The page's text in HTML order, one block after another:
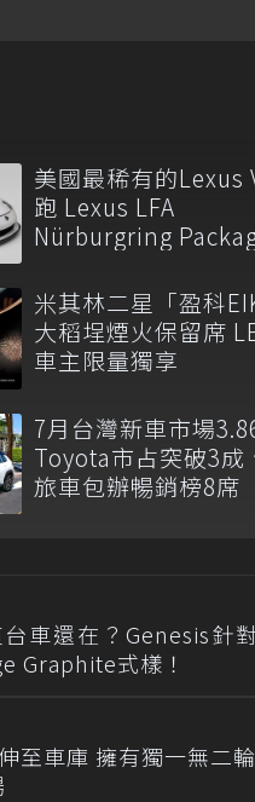
美國最稀有的Lexus
跑 Lexus LFA
Nürburgring
米其林二星「盈科
大稻埕煙火保留席
車主限量獨享
7月台灣新車市場
Toyota市占突破3成
旅車包辦暢銷榜8席
車還在？Genesis針
Graphite式樣！
至車庫 擁有獨一無二